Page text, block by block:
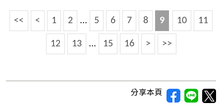
<< < 1 2 ... 5 6 7 8 9 10 11
12 13 ... 15 16 > >>
分享本頁